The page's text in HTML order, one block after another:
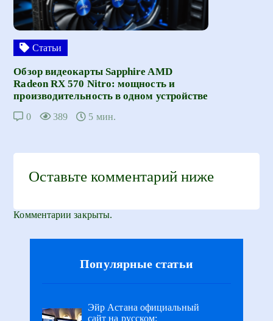
Статьи
Обзор видеокарты Sapphire AMD
Radeon RX 570 Nitro: мощность и
производительность в одном устройстве
0 389 5 мин.
Оставьте комментарий ниже
Комментарии закрыты.
Популярные статьи
Эйр Астана официальный
сайт на русском: